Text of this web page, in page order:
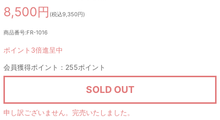
8,500円 (税込9,350円)
商品番号:FR-1016
ポイント3倍進呈中
会員獲得ポイント：255ポイント
SOLD OUT
申し訳ございません。完売いたしました。